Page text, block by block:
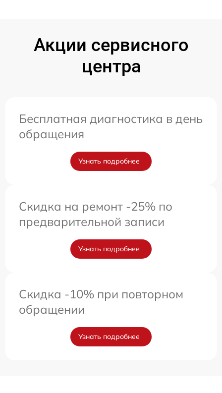
Акции сервисного
центра
Бесплатная диагностика в день
обращения
Узнать подробнее
Скидка на ремонт -25% по
предварительной записи
Узнать подробнее
Скидка -10% при повторном
обращении
Узнать подробнее